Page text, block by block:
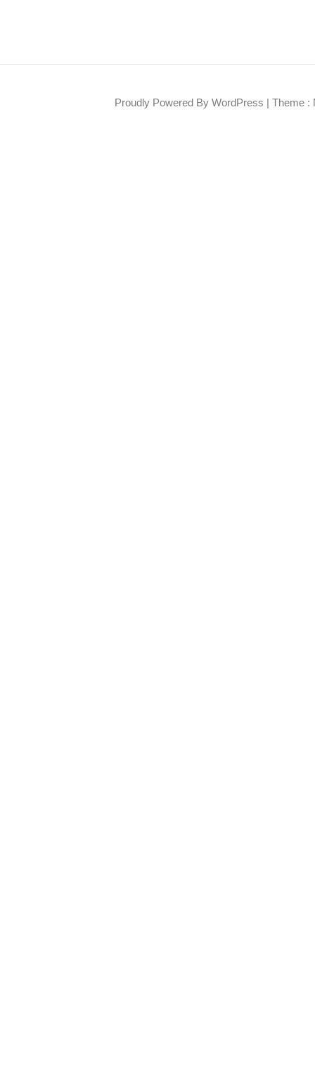
Proudly Powered By WordPress | Theme :